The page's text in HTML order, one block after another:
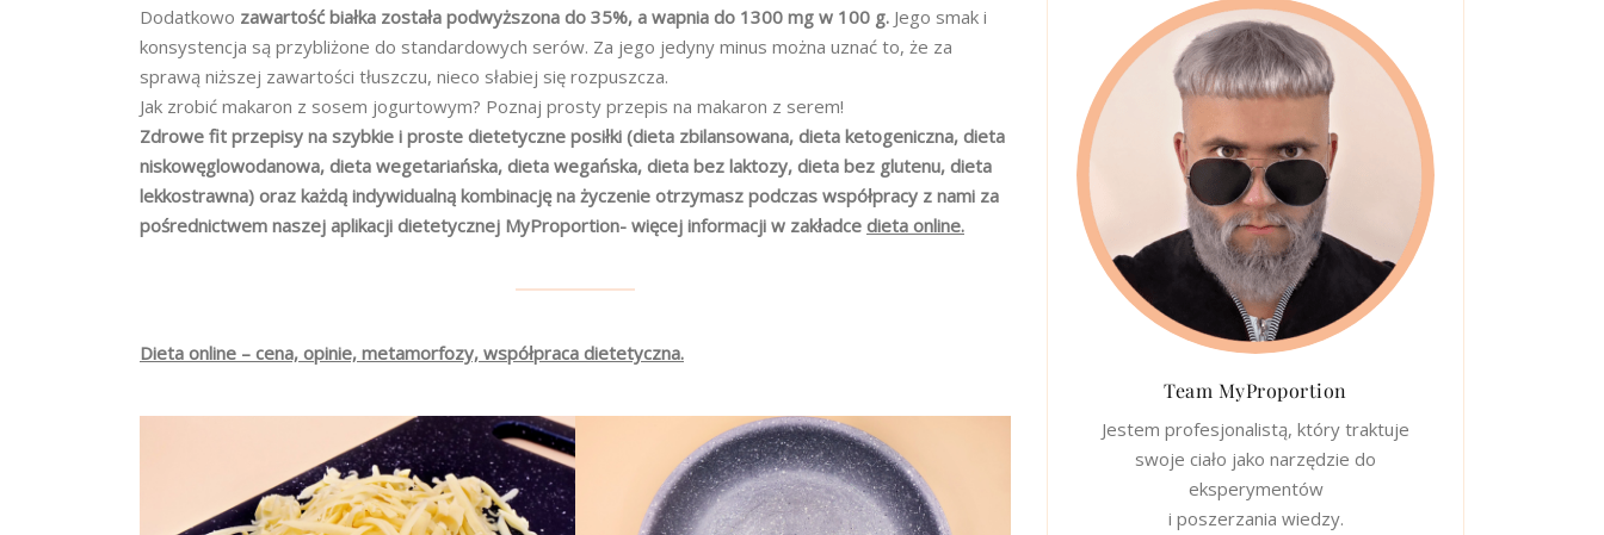
Dodatkowo zawartość białka została podwyższona do 35%, a wapnia do 1300 mg w 100 g. Jego smak i
konsystencja są przybliżone do standardowych serów. Za jego jedyny minus można uznać to, że za
sprawą niższej zawartości tłuszczu, nieco słabiej się rozpuszcza.
Jak zrobić makaron z sosem jogurtowym? Poznaj prosty przepis na makaron z serem!
Zdrowe fit przepisy na szybkie i proste dietetyczne posiłki (dieta zbilansowana, dieta ketogeniczna, dieta
niskowęglowodanowa, dieta wegetariańska, dieta wegańska, dieta bez laktozy, dieta bez glutenu, dieta
lekkostrawna) oraz każdą indywidualną kombinację na życzenie otrzymasz podczas współpracy z nami za
pośrednictwem naszej aplikacji dietetycznej MyProportion- więcej informacji w zakładce dieta online.
Dieta online – cena, opinie, metamorfozy, współpraca dietetyczna.
Team MyProportion
Jestem profesjonalistą, który traktuje
swoje ciało jako narzędzie do
eksperymentów
i poszerzania wiedzy.